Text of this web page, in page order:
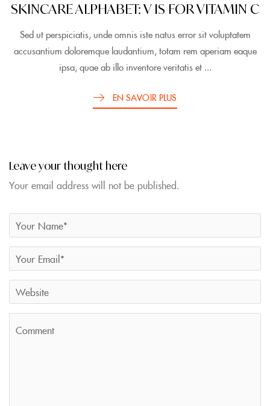
SKINCARE ALPHABET: V IS FOR VITAMIN C
Sed ut perspiciatis, unde omnis iste natus error sit voluptatem
accusantium doloremque laudantium, totam rem aperiam eaque
ipsa, quae ab illo inventore veritatis et ...
EN SAVOIR PLUS
Leave your thought here
Your email address will not be published.